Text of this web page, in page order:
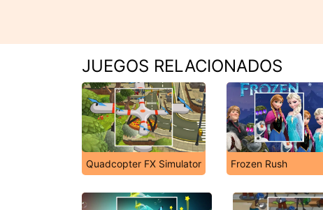
JUEGOS RELACIONADOS
Quadcopter FX Simulator Frozen Rush